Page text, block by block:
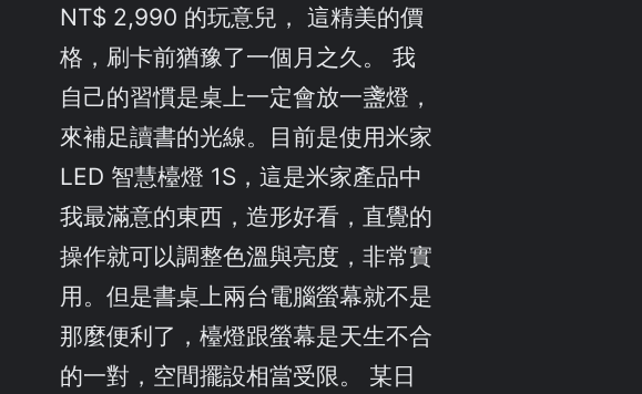
NT$ 2,990 的玩意兒， 這精美的價
格，刷卡前猶豫了一個月之久。 我
自己的習慣是桌上一定會放一盞燈，
來補足讀書的光線。目前是使用米家
LED 智慧檯燈 1S，這是米家產品中
我最滿意的東西，造形好看，直覺的
操作就可以調整色溫與亮度，非常實
用。但是書桌上兩台電腦螢幕就不是
那麼便利了，檯燈跟螢幕是天生不合
的一對，空間擺設相當受限。 某日